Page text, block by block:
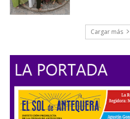
Cargar más